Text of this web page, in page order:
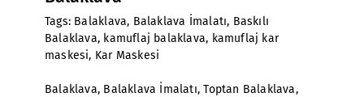
Tags: Balaklava, Balaklava İmalatı, Baskılı
Balaklava, kamuflaj balaklava, kamuflaj kar
maskesi, Kar Maskesi
Balaklava, Balaklava İmalatı, Toptan Balaklava,